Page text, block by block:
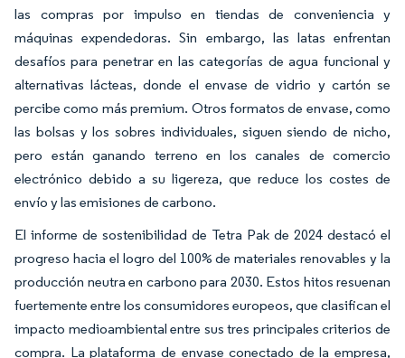
las compras por impulso en tiendas de conveniencia y
máquinas expendedoras. Sin embargo, las latas enfrentan
desafíos para penetrar en las categorías de agua funcional y
alternativas lácteas, donde el envase de vidrio y cartón se
percibe como más premium. Otros formatos de envase, como
las bolsas y los sobres individuales, siguen siendo de nicho,
pero están ganando terreno en los canales de comercio
electrónico debido a su ligereza, que reduce los costes de
envío y las emisiones de carbono.
El informe de sostenibilidad de Tetra Pak de 2024 destacó el
progreso hacia el logro del 100% de materiales renovables y la
producción neutra en carbono para 2030. Estos hitos resuenan
fuertemente entre los consumidores europeos, que clasifican el
impacto medioambiental entre sus tres principales criterios de
compra. La plataforma de envase conectado de la empresa,